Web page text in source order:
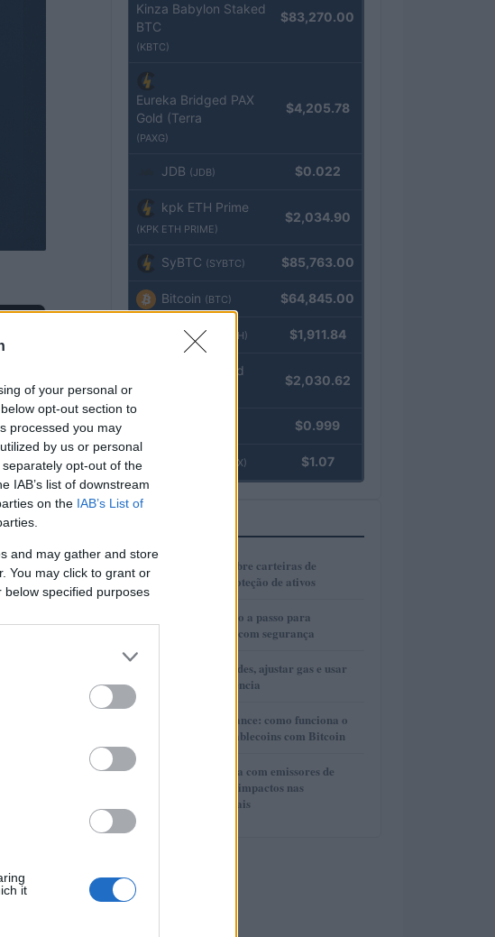
of your personal or
opt-out section to
processed you may
by us or personal
opt-out of the
IAB’s list of downstream
on the IAB’s List of
and may gather and store
You may click to grant or
specified purposes
it
Kinza Babylon Staked
BTC
(KBTC)
$83,270.00
Eureka Bridged PAX
Gold (Terra
(PAXG)
$4,205.78
JDB (JDB) $0.022
kpk ETH Prime
(KPK ETH PRIME)
$2,034.90
SyBTC (SYBTC) $85,763.00
Bitcoin (BTC) $64,845.00
Ethereum (ETH) $1,911.84
kpk ETH Yield
$2,030.62
$0.999
(USDEX) $1.07
1
Guia completo sobre carteiras de
autocustódia e proteção de ativos
2
Cold wallets: passo a passo para
configurar e usar com segurança
3
Como escolher redes, ajustar gas e usar
bridges com eficiência
Lite Loan da Binance: como funciona o
empréstimo de stablecoins com Bitcoin
5
Cooperação direta com emissores de
stablecoins e seus impactos nas
investigações penais